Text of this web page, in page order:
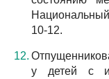
10-12.
у детей с